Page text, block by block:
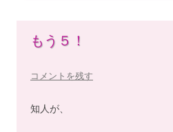
もう５！
コメントを残す
知人が、